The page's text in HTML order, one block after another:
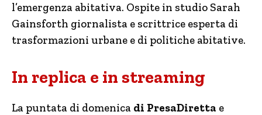
l’emergenza abitativa. Ospite in studio Sarah
Gainsforth giornalista e scrittrice esperta di
trasformazioni urbane e di politiche abitative.
In replica e in streaming
La puntata di domenica di PresaDiretta e